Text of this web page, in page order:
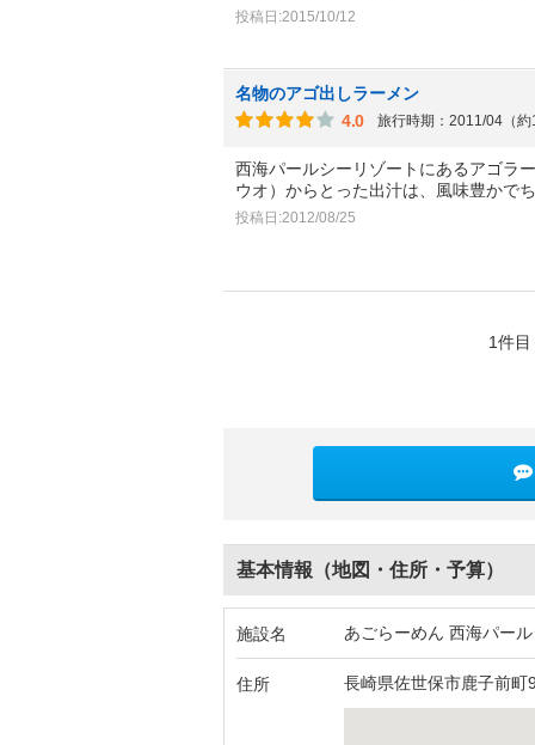
投稿日:2015/10/12
名物のアゴ出しラーメン
4.0
旅行時期：2011/04（約
西海パールシーリゾートにあるアゴラ
ウオ）からとった出汁は、風味豊かで
投稿日:2012/08/25
1件
基本情報（地図・住所・予算）
施設名 あごらーめん 西海パー
住所 長崎県佐世保市鹿子前